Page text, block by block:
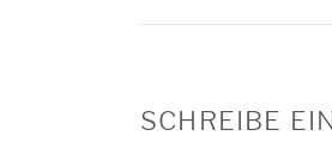
SCHREIBE